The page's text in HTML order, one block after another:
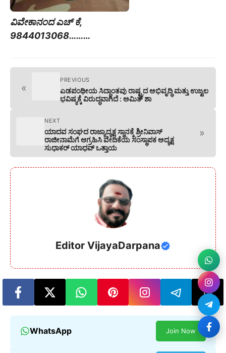
ವಿವೇಕಾನಂದ ಎಚ್ ಕೆ,
9844013068………
«
PREVIOUS
ಎಡಪಂಥೀಯ ಸಿದ್ಧಾಂತವು ರಾಷ್ಟ್ರದ ಅಭಿವೃದ್ಧಿ ಮತ್ತು ಉಜ್ವಲ
ಭವಿಷ್ಯಕ್ಕೆ ವಿರುದ್ಧವಾಗಿದೆ : ಅಮಿತ್ ಶಾ
NEXT
ಯಾದವ ಸಂಘದ ರಾಜ್ಯಾದ್ಯಕ್ಷ ಸ್ಥಾನಕ್ಕೆ ಶ್ರೀನಿವಾಸ್
ರಾಜೀನಾಮೆಗೆ ಆಗ್ರಹಿಸಿ ವೇದಿಕೆಯ ಸಂಸ್ಥಾಪಕ ಅದ್ಯಕ್ಷ
ಸುಧಾಕರ್ ಯಾಧವ್ ಒತ್ತಾಯ
»
Editor VijayaDarpana
WhatsApp Join Now